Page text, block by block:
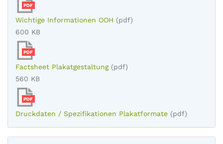
PDF
Wichtige Informationen OOH (pdf)
600 KB
PDF
Factsheet Plakatgestaltung (pdf)
560 KB
PDF
Druckdaten / Spezifikationen Plakatformate (pdf)